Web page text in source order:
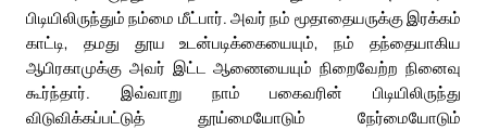
பிடியிலிருந்தும் நம்மை மீட்பார். அவர் நம் மூதாதையருக்கு இரக்கம்
காட்டி, தமது தூய உடன்படிக்கையையும், நம் தந்தையாகிய
ஆபிரகாமுக்கு அவர் இட்ட ஆணையையும் நிறைவேற்ற நினைவு
கூர்ந்தார். இவ்வாறு நாம் பகைவரின் பிடியிலிருந்து
விடுவிக்கப்பட்டுத் தூய்மையோடும் நேர்மையோடும்